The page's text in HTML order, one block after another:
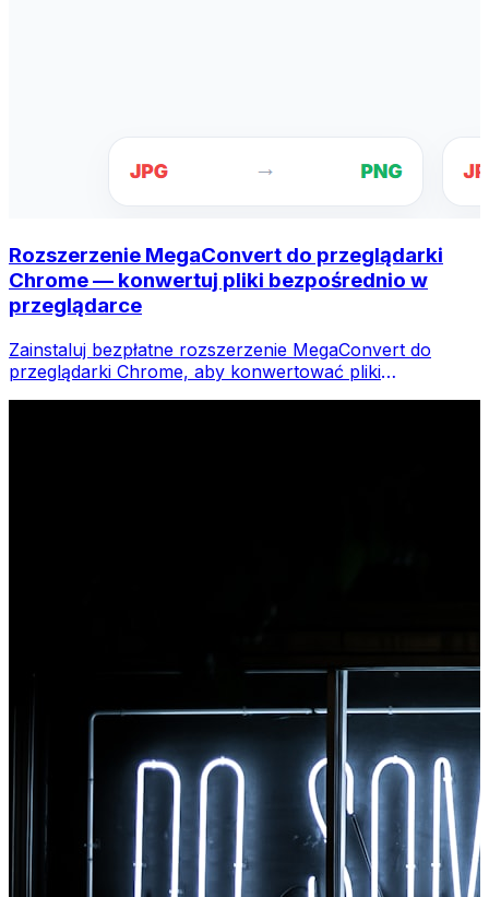
Rozszerzenie MegaConvert do przeglądarki
Chrome — konwertuj pliki bezpośrednio w
przeglądarce
Zainstaluj bezpłatne rozszerzenie MegaConvert do
przeglądarki Chrome, aby konwertować pliki